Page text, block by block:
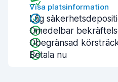
Visa platsinformation
Låg
Omedelbar
Obegränsad
Betala nu